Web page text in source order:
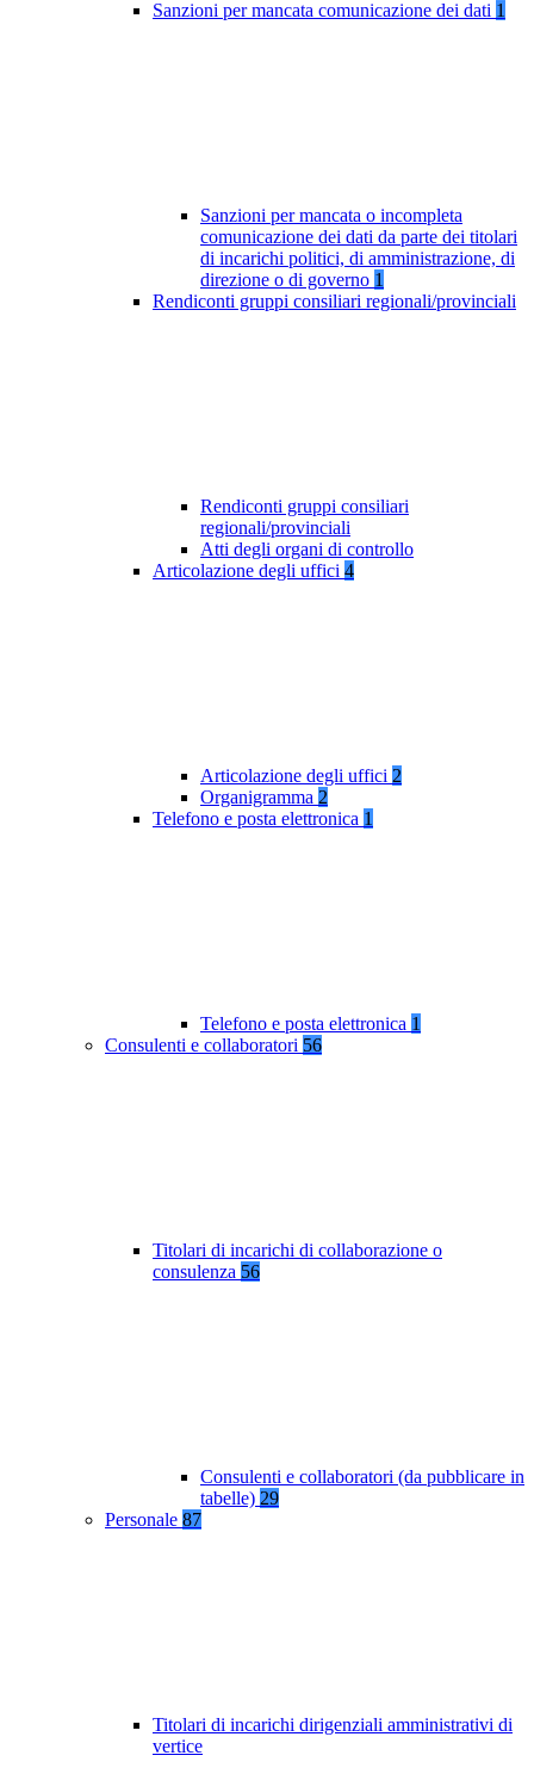
Sanzioni per mancata comunicazione dei dati 1
Sanzioni per mancata o incompleta
comunicazione dei dati da parte dei titolari
di incarichi politici, di amministrazione, di
direzione o di governo 1
Rendiconti gruppi consiliari regionali/provinciali
Rendiconti gruppi consiliari
regionali/provinciali
Atti degli organi di controllo
Articolazione degli uffici 4
Articolazione degli uffici 2
Organigramma 2
Telefono e posta elettronica 1
Telefono e posta elettronica 1
Consulenti e collaboratori 56
Titolari di incarichi di collaborazione o
consulenza 56
Consulenti e collaboratori (da pubblicare in
tabelle) 29
Personale 87
Titolari di incarichi dirigenziali amministrativi di
vertice